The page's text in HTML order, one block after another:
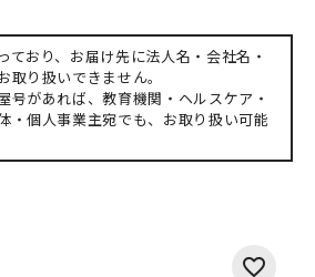
ており、お届け先に法人名・会社名・
取り扱いできません。
があれば、教育機関・ヘルスケア・
・個人事業主宛でも、お取り扱い可能